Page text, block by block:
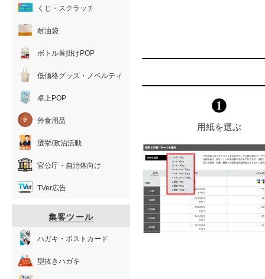
用紙を選ぶ
くじ・スクラッチ
耐油袋
ボトル首掛けPOP
低価格グッズ・ノベルティ
卓上POP
外食用品
選挙/政治活動
官公庁・自治体向け
TVer広告
集客ツール
ハガキ・ポストカード
型抜きハガキ